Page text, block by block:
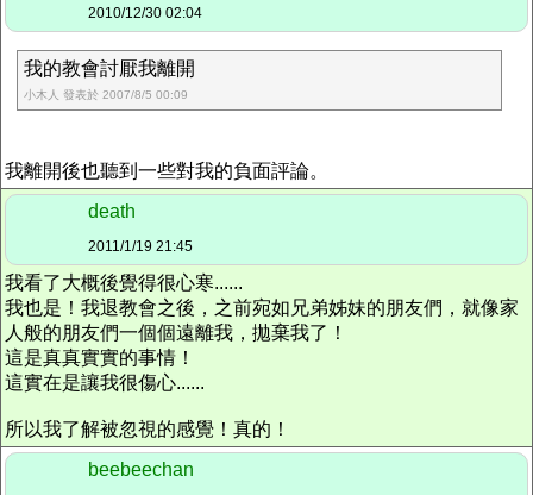
2010/12/30 02:04
我的教會討厭我離開
小木人 發表於 2007/8/5 00:09
我離開後也聽到一些對我的負面評論。
death
2011/1/19 21:45
我看了大概後覺得很心寒......
我也是！我退教會之後，之前宛如兄弟姊妹的朋友們，就像家
人般的朋友們一個個遠離我，拋棄我了！
這是真真實實的事情！
這實在是讓我很傷心......
所以我了解被忽視的感覺！真的！
beebeechan